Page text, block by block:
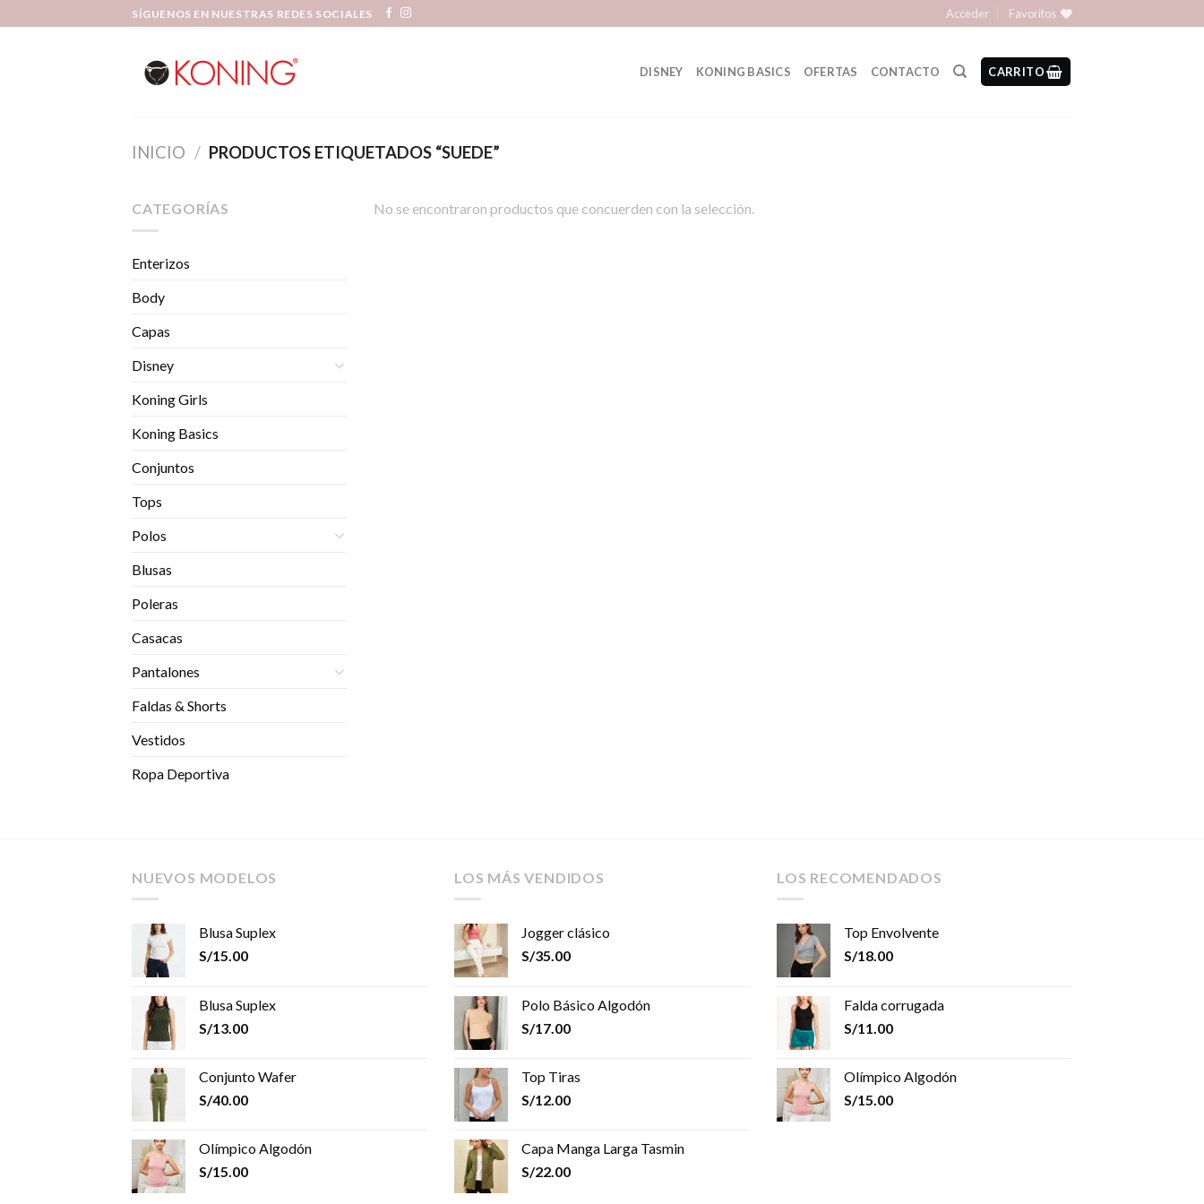
SÍGUENOS EN NUESTRAS REDES SOCIALES Acceder Favoritos
DISNEY KONING BASICS OFERTAS CONTACTO CARRITO
INICIO / PRODUCTOS ETIQUETADOS “SUEDE”
CATEGORÍAS
Enterizos
Body
Capas
Disney
Koning Girls
Koning Basics
Conjuntos
Tops
Polos
Blusas
Poleras
Casacas
Pantalones
Faldas & Shorts
Vestidos
Ropa Deportiva
No se encontraron productos que concuerden con la selección.
NUEVOS MODELOS
Blusa Suplex
S/15.00
Blusa Suplex
S/13.00
Conjunto Wafer
S/40.00
Olímpico Algodón
S/15.00
LOS MÁS VENDIDOS
Jogger clásico
S/35.00
Polo Básico Algodón
S/17.00
Top Tiras
S/12.00
Capa Manga Larga Tasmin
S/22.00
LOS RECOMENDADOS
Top Envolvente
S/18.00
Falda corrugada
S/11.00
Olímpico Algodón
S/15.00